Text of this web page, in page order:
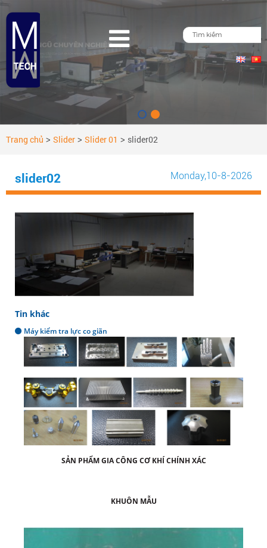
Trang chủ > Slider > Slider 01 > slider02
slider02 Monday,10-8-2026
Tin khác
Máy kiểm tra lực co giãn
SẢN PHẨM GIA CÔNG CƠ KHÍ CHÍNH XÁC
KHUÔN MẪU